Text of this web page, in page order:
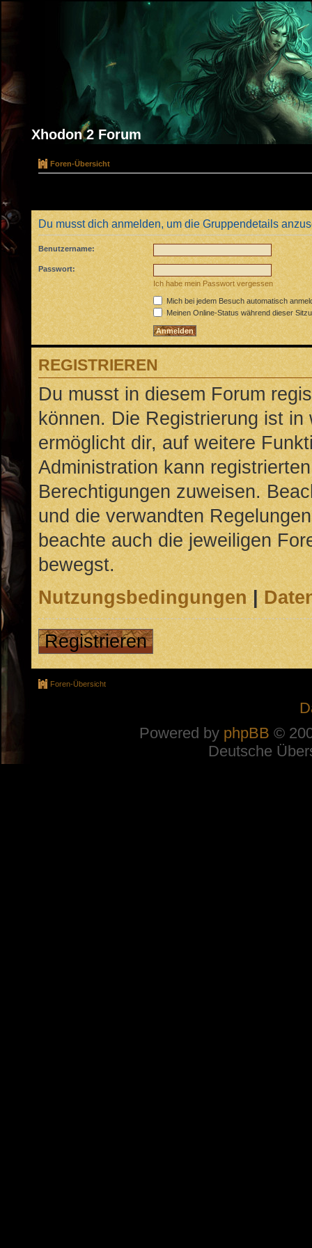
Xhodon 2 Forum
Foren-Übersicht
Du musst dich anmelden, um die Gruppendetails
Benutzername:
Passwort:
Ich habe mein Passwort vergessen
Mich bei jedem Besuch automatisch
Meinen Online-Status während dieser
REGISTRIEREN
Du musst in diesem Forum
können. Die Registrierung ist
ermöglicht dir, auf weitere
Administration kann
Berechtigungen zuweisen.
und die verwandten
beachte auch die jeweiligen
bewegst.
Nutzungsbedingungen|
Registrieren
Foren-Übersicht
Powered by phpBB ©
Deutsche